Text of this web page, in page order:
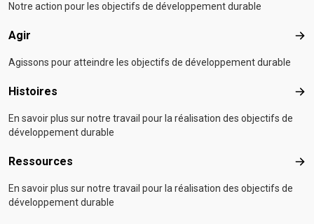
Notre action pour les objectifs de développement durable
Agir Agir
Agissons pour atteindre les objectifs de développement durable
Histoires
En savoir plus sur notre travail pour la réalisation des objectifs de
développement durable
Ressources
En savoir plus sur notre travail pour la réalisation des objectifs de
développement durable